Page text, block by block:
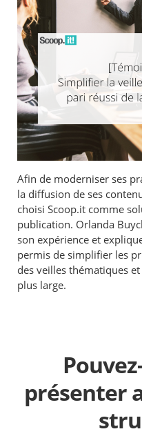
Afin de moderniser ses
la diffusion de ses
choisi Scoop.it comme
publication. Orlanda
son expérience et
permis de simplifier les
des veilles thématiques
plus large.
présenter